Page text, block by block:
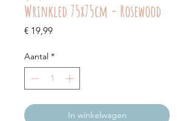
Wrinkled 75x75cm - Rosewood
€ 19,99Prijs
Aantal *
In winkelwagen